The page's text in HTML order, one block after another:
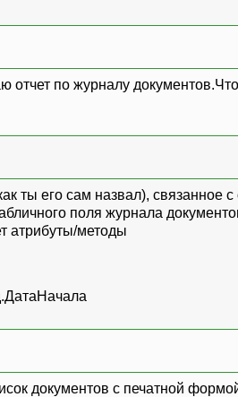
по журналу документов.Что
ты его сам назвал), связанное
поля журнала
атрибуты/методы
документов с печатной